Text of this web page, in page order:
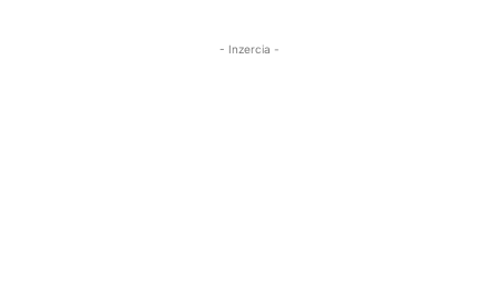
- Inzercia -